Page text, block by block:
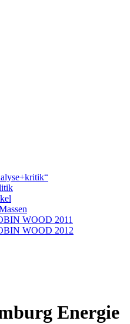
WOOD 2011
WOOD 2012
Energie